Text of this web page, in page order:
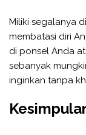
Miliki segalanya
membatasi diri
di ponsel Anda
sebanyak
inginkan tanpa